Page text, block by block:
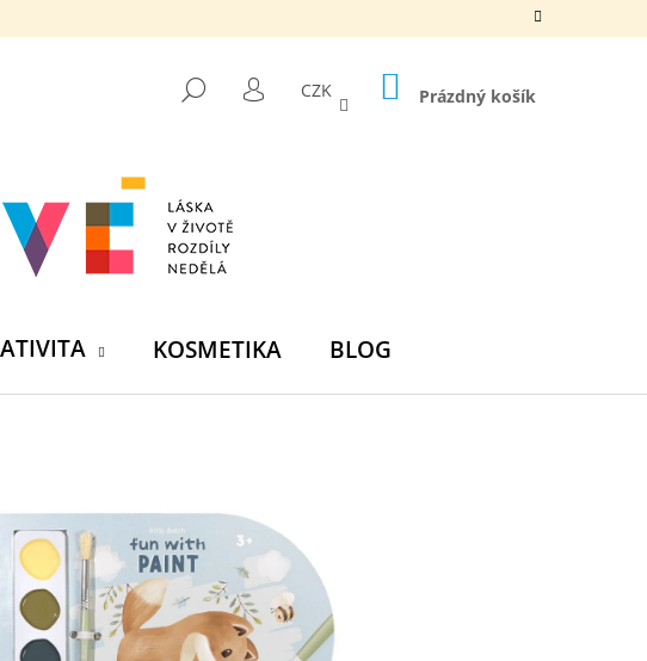
HLEDAT
PŘIHLÁŠENÍ
CZK NÁKUPNÍ
KOŠÍK
Prázdný košík
KOSMETIKA BLOG
VODNÍ BOMBA -
(ZNOVUPOUŽITELNÁ)|
V REJŽI